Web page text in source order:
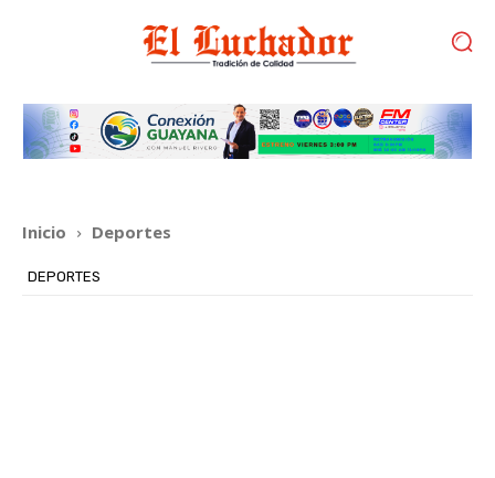
Inicio Deportes
DEPORTES